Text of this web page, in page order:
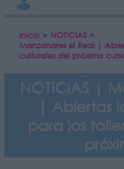
Inicio > NOTICIAS >
Manzanares el Real |
culturales del próximo
NOTICIAS |
| Abiertas
para los
Información adicional